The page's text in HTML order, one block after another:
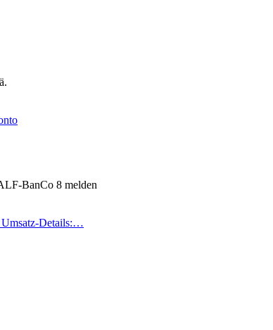
BanCo 8 melden
Details:…